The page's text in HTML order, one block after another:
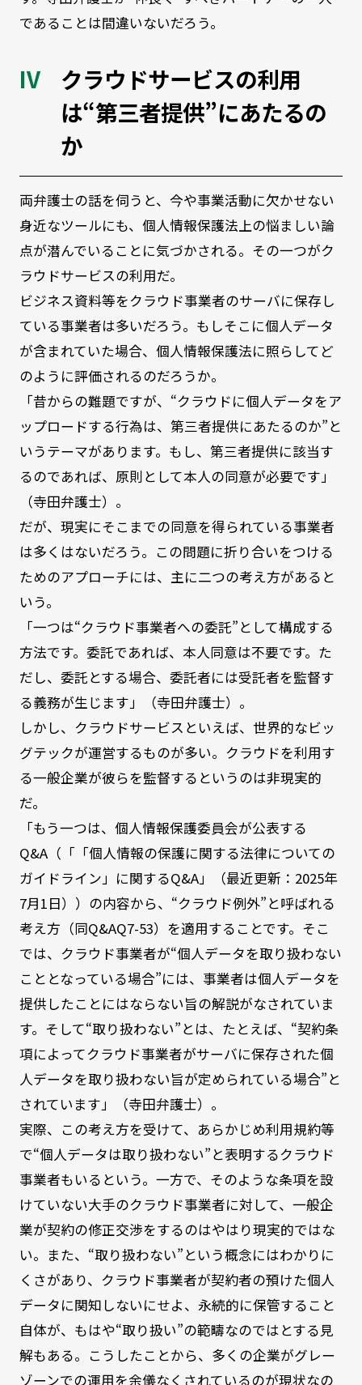
であることは間違いないだろう。
クラウドサービスの利用
は“第三者提供”にあたるの
か
両弁護士の話を伺うと、今や事業活動に欠かせない
身近なツールにも、個人情報保護法上の悩ましい論
点が潜んでいることに気づかされる。その一つがク
ラウドサービスの利用だ。
ビジネス資料等をクラウド事業者のサーバに保存し
ている事業者は多いだろう。もしそこに個人データ
が含まれていた場合、個人情報保護法に照らしてど
のように評価されるのだろうか。
「昔からの難題ですが、“クラウドに個人データをア
ップロードする行為は、第三者提供にあたるのか”と
いうテーマがあります。もし、第三者提供に該当す
るのであれば、原則として本人の同意が必要です」
（寺田弁護士）。
だが、現実にそこまでの同意を得られている事業者
は多くはないだろう。この問題に折り合いをつける
ためのアプローチには、主に二つの考え方があると
いう。
「一つは“クラウド事業者への委託”として構成する
方法です。委託であれば、本人同意は不要です。た
だし、委託とする場合、委託者には受託者を監督す
る義務が生じます」（寺田弁護士）。
しかし、クラウドサービスといえば、世界的なビッ
グテックが運営するものが多い。クラウドを利用す
る一般企業が彼らを監督するというのは非現実的
だ。
「もう一つは、個人情報保護委員会が公表する
Q&A（「「個人情報の保護に関する法律についての
ガイドライン」に関するQ&A」（最近更新：2025年
7月1日））の内容から、“クラウド例外”と呼ばれる
考え方（同Q&AQ7-53）を適用することです。そこ
では、クラウド事業者が“個人データを取り扱わない
こととなっている場合”には、事業者は個人データを
提供したことにはならない旨の解説がなされていま
す。そして“取り扱わない”とは、たとえば、“契約条
項によってクラウド事業者がサーバに保存された個
人データを取り扱わない旨が定められている場合”と
されています」（寺田弁護士）。
実際、この考え方を受けて、あらかじめ利用規約等
で“個人データは取り扱わない”と表明するクラウド
事業者もいるという。一方で、そのような条項を設
けていない大手のクラウド事業者に対して、一般企
業が契約の修正交渉をするのはやはり現実的ではな
い。また、“取り扱わない”という概念にはわかりに
くさがあり、クラウド事業者が契約者の預けた個人
データに関知しないにせよ、永続的に保管すること
自体が、もはや“取り扱い”の範疇なのではとする見
解もある。こうしたことから、多くの企業がグレー
ゾーンでの運用を余儀なくされているのが現状なの